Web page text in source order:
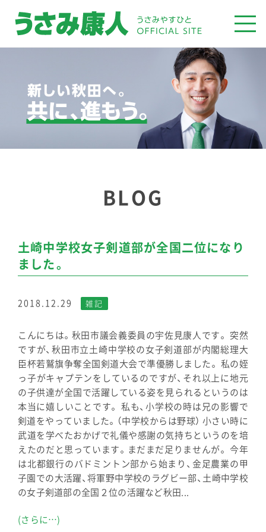
BLOG
土崎中学校女子剣道部が全国二位になり
ました。
2018.12.29 雑記
こんにちは。秋田市議会義委員の宇佐見康人です。 突然
ですが、秋田市立土崎中学校の女子剣道部が内閣総理大
臣杯若鷲旗争奪全国剣道大会で準優勝しました。 私の姪
っ子がキャプテンをしているのですが、それ以上に地元
の子供達が全国で活躍している姿を見られるというのは
本当に嬉しいことです。 私も、小学校の時は兄の影響で
剣道をやっていました。（中学校からは野球） 小さい時に
武道を学べたおかげで礼儀や感謝の気持ちというのを培
えたのだと思っています。まだまだ足りませんが。 今年
は北都銀行のバドミントン部から始まり、金足農業の甲
子園での大活躍、将軍野中学校のラグビー部、土崎中学校
の女子剣道部の全国２位の活躍など秋田...
(さらに…)